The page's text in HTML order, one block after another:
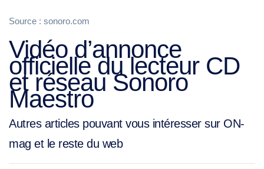
Source : sonoro.com
Vidéo d’annonce
officielle du lecteur CD
et réseau Sonoro
Maestro
Autres articles pouvant vous intéresser sur ON-
mag et le reste du web